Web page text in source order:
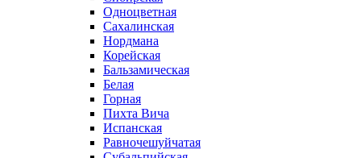
Одноцветная
Сахалинская
Нордмана
Корейская
Бальзамическая
Белая
Горная
Пихта Вича
Испанская
Равночешуйчатая